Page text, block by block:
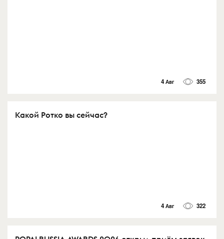
4 Авг 355
Какой Ротко вы сейчас?
4 Авг 322